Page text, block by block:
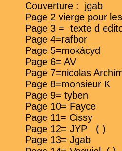
Couverture : jgab
Page 2 vierge pour
Page 3 = texte d
Page 4=rafbor
Page 5=mokàcyd
Page 6= AV
Page 7=nicolas
Page 8=monsieur K
Page 9= tyben
Page 10= Fayce
Page 11= Cissy
Page 12= JYP ( )
Page 13= Jgab